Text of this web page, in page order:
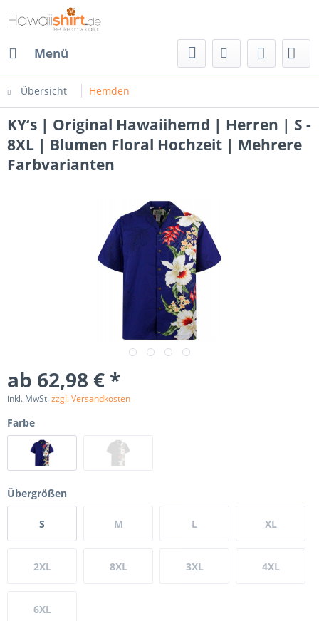
Menü
Übersicht Hemden
KY‘s | Original Hawaiihemd | Herren | S -
8XL | Blumen Floral Hochzeit | Mehrere
Farbvarianten
ab 62,98 € *
inkl. MwSt.zzgl. Versandkosten
Farbe
Übergrößen
S M L XL
2XL 8XL 3XL 4XL
6XL